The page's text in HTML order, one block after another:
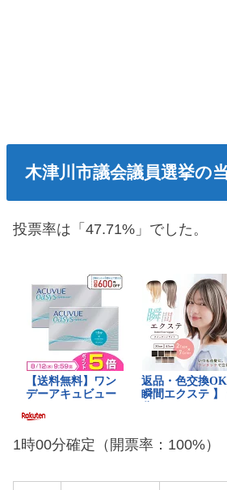
木津川市議会議員選挙の
投票率は「47.71%」でした。
1時00分確定（開票率：100%）